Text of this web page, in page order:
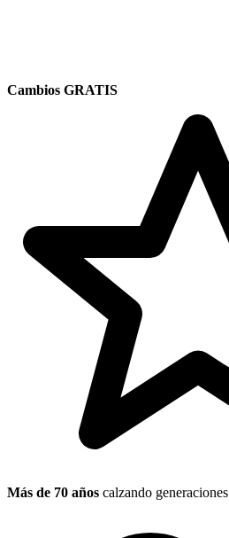
Cambios GRATIS
Más de 70 años calzando generaciones